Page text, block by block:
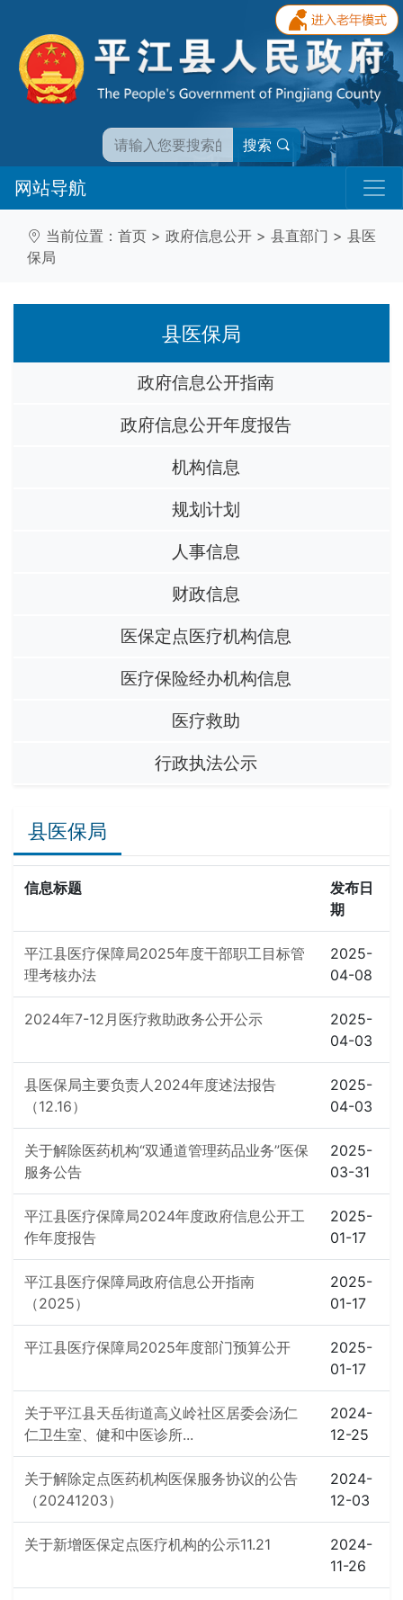
搜索
网站导航
当前位置： 首页 > 政府信息公开 > 县直部门 > 县医
保局
县医保局
政府信息公开指南
政府信息公开年度报告
机构信息
规划计划
人事信息
财政信息
医保定点医疗机构信息
医疗保险经办机构信息
医疗救助
行政执法公示
县医保局
信息标题
发布日
期
平江县医疗保障局2025年度干部职工目标管
理考核办法
2025-
04-08
2024年7-12月医疗救助政务公开公示
2025-
04-03
县医保局主要负责人2024年度述法报告
（12.16）
2025-
04-03
关于解除医药机构“双通道管理药品业务”医保
服务公告
2025-
03-31
平江县医疗保障局2024年度政府信息公开工
作年度报告
2025-
01-17
平江县医疗保障局政府信息公开指南
（2025）
2025-
01-17
平江县医疗保障局2025年度部门预算公开
2025-
01-17
关于平江县天岳街道高义岭社区居委会汤仁
仁卫生室、健和中医诊所...
2024-
12-25
关于解除定点医药机构医保服务协议的公告
（20241203）
2024-
12-03
关于新增医保定点医疗机构的公示11.21
2024-
11-26